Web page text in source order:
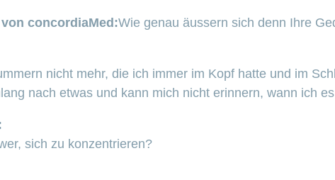
concordiaMed:Wie genau äussern sich denn Ihre
nicht mehr, die ich immer im Kopf hatte und im
nach etwas und kann mich nicht erinnern, wann ich
sich zu konzentrieren?